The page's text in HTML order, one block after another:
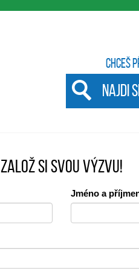
Chceš
NAJDI
ZALOŽ SI SVOU VÝZVU!
Jméno a